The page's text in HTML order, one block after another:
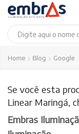
Home Blog Google
Se você esta
Linear Maringá,
Embras